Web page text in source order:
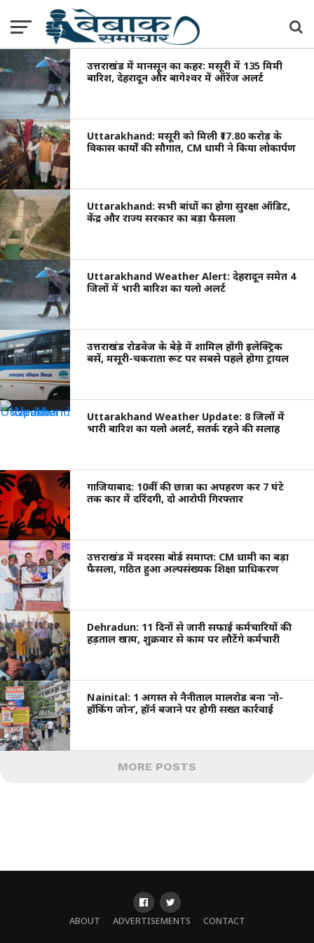
उत्तराखंड में मानसून का कहर: मसूरी में 135 मिमी
बारिश, देहरादून और बागेश्वर में ऑरेंज अलर्ट
Uttarakhand: मसूरी को मिली ₹17.80 करोड़ के
विकास कार्यों की सौगात, CM धामी ने किया लोकार्पण
Uttarakhand: सभी बांधों का होगा सुरक्षा ऑडिट,
केंद्र और राज्य सरकार का बड़ा फैसला
Uttarakhand Weather Alert: देहरादून समेत 4
जिलों में भारी बारिश का यलो अलर्ट
उत्तराखंड रोडवेज के बेड़े में शामिल होंगी इलेक्ट्रिक
बसें, मसूरी-चकराता रूट पर सबसे पहले होगा ट्रायल
Uttarakhand Weather Update: 8 जिलों में
भारी बारिश का यलो अलर्ट, सतर्क रहने की सलाह
गाजियाबाद: 10वीं की छात्रा का अपहरण कर 7 घंटे
तक कार में दरिंदगी, दो आरोपी गिरफ्तार
उत्तराखंड में मदरसा बोर्ड समाप्त: CM धामी का बड़ा
फैसला, गठित हुआ अल्पसंख्यक शिक्षा प्राधिकरण
Dehradun: 11 दिनों से जारी सफाई कर्मचारियों की
हड़ताल खत्म, शुक्रवार से काम पर लौटेंगे कर्मचारी
Nainital: 1 अगस्त से नैनीताल मालरोड बना ‘नो-
हॉंकिंग जोन’, हॉर्न बजाने पर होगी सख्त कार्रवाई
MORE POSTS
ABOUT ADVERTISEMENTS CONTACT